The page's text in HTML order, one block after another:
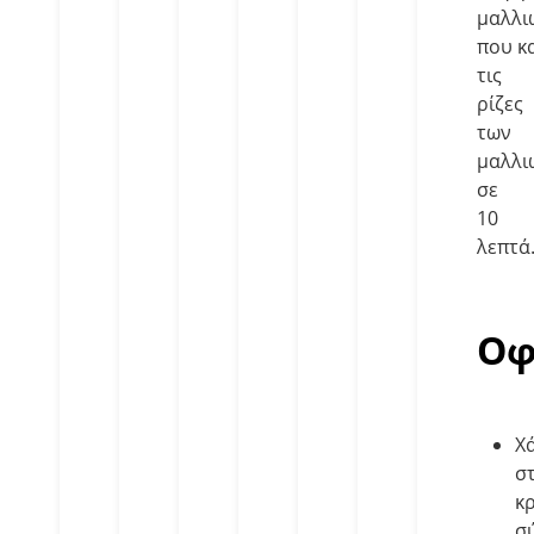
που
τις
ρίζες
των
σε
10
λεπτά.